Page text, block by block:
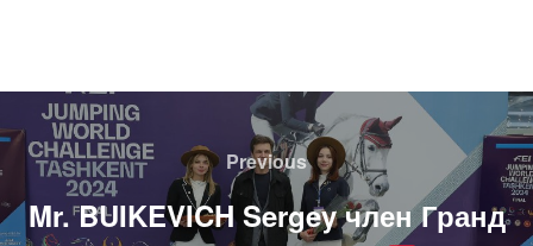
Навигация
по
записям
Previous
Previous
Mr. BUIKEVICH Sergey член Гранд